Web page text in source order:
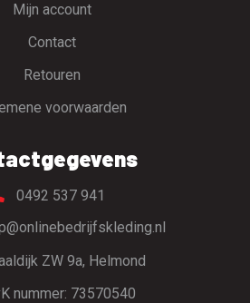
Mijn account
Contact
Retouren
voorwaarden
0492 537 941
ZW 9a, Helmond
nummer: 73570540